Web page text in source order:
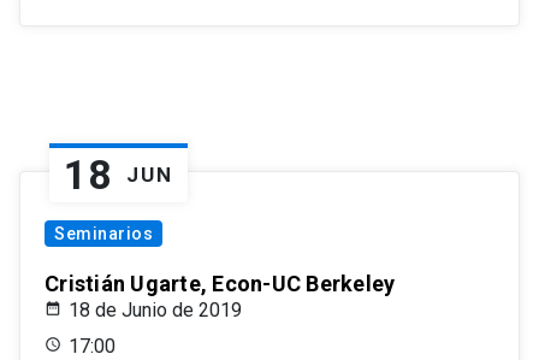
18 JUN
Seminarios
Cristián Ugarte, Econ-UC Berkeley
18 de Junio de 2019
17:00